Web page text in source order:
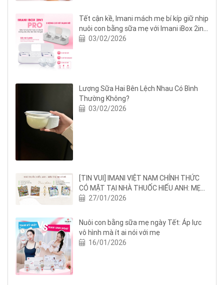
Tết cận kề, Imani mách mẹ bí kíp giữ nhịp
nuôi con bằng sữa mẹ với Imani iBox 2in1
Pro03/02/2026
Lượng Sữa Hai Bên Lệch Nhau Có Bình
Thường Không?
03/02/2026
[TIN VUI] IMANI VIỆT NAM CHÍNH THỨC
CÓ MẶT TẠI NHÀ THUỐC HIẾU ANH: MẸ
BỈM NGHỆ AN THÊM AN TÂM NUÔI CON
27/01/2026
Nuôi con bằng sữa mẹ ngày Tết: Áp lực
vô hình mà ít ai nói với mẹ
16/01/2026